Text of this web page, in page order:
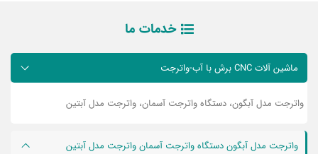
خدمات ما
ماشین آلات CNC برش با آب-واترجت
واترجت مدل آبگون، دستگاه واترجت آسمان، واترجت مدل آبتین
واترجت مدل آبگون دستگاه واترجت آسمان واترجت مدل آبتین